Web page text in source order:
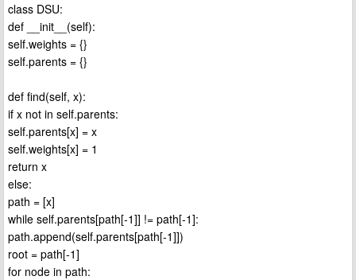
class DSU:
def __init__(self):
self.weights = {}
self.parents = {}
def find(self, x):
if x not in self.parents:
self.parents[x] = x
self.weights[x] = 1
return x
else:
path = [x]
while self.parents[path[-1]] != path[-1]:
path.append(self.parents[path[-1]])
root = path[-1]
for node in path: